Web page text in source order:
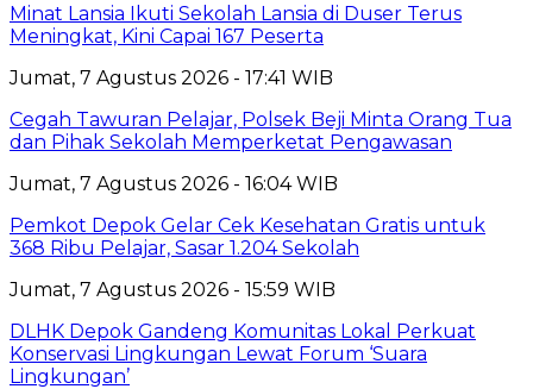
Minat Lansia Ikuti Sekolah Lansia di Duser Terus
Meningkat, Kini Capai 167 Peserta
Jumat, 7 Agustus 2026 - 17:41 WIB
Cegah Tawuran Pelajar, Polsek Beji Minta Orang Tua
dan Pihak Sekolah Memperketat Pengawasan
Jumat, 7 Agustus 2026 - 16:04 WIB
Pemkot Depok Gelar Cek Kesehatan Gratis untuk
368 Ribu Pelajar, Sasar 1.204 Sekolah
Jumat, 7 Agustus 2026 - 15:59 WIB
DLHK Depok Gandeng Komunitas Lokal Perkuat
Konservasi Lingkungan Lewat Forum ‘Suara
Lingkungan’